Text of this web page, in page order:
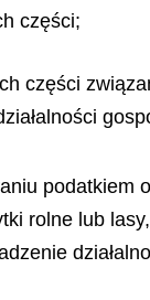
części;
części
podatkiem
rolne lub